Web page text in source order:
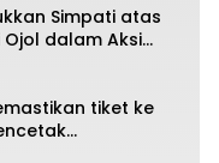
Simpati atas
dalam Aksi
tiket ke
atas Yaman 4-1 di